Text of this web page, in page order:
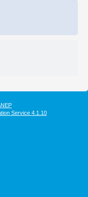
Service 4.1.10